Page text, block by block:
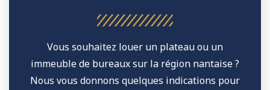
Vous souhaitez louer un plateau ou un
immeuble de bureaux sur la région nantaise ?
Nous vous donnons quelques indications pour